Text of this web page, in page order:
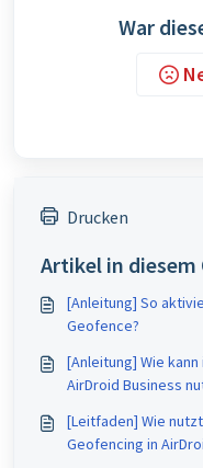
War
Drucken
Artikel in diesem
[Anleitung] So
Geofence?
[Anleitung] Wie
AirDroid Business
[Leitfaden] Wie
Geofencing in